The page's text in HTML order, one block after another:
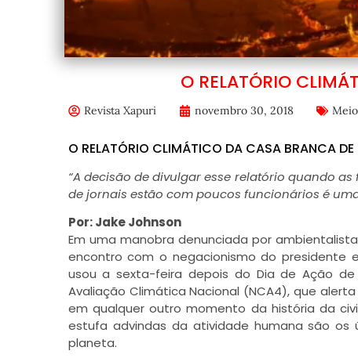
O RELATÓRIO
Revista Xapuri novembro 30, 2018
O RELATÓRIO CLIMÁTICO DA CASA BRANCA DE
“A decisão de divulgar esse relatório quando
de jornais estão com poucos funcionários é
Por: Jake Johnson
Em uma manobra denunciada por
encontro com o negacionismo do presidente
usou a sexta-feira depois do Dia de Ação
Avaliação Climática Nacional (NCA4), que
em qualquer outro momento da história da
estufa advindas da atividade humana são os
planeta.